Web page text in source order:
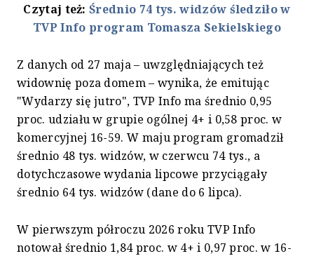
Czytaj też:Średnio 74 tys. widzów śledziło w
TVP Info program Tomasza Sekielskiego
Z danych od 27 maja – uwzględniających też
widownię poza domem – wynika, że emitując
"Wydarzy się jutro", TVP Info ma średnio 0,95
proc. udziału w grupie ogólnej 4+ i 0,58 proc. w
komercyjnej 16-59. W maju program gromadził
średnio 48 tys. widzów, w czerwcu 74 tys., a
dotychczasowe wydania lipcowe przyciągały
średnio 64 tys. widzów (dane do 6 lipca).
W pierwszym półroczu 2026 roku TVP Info
notował średnio 1,84 proc. w 4+ i 0,97 proc. w 16-